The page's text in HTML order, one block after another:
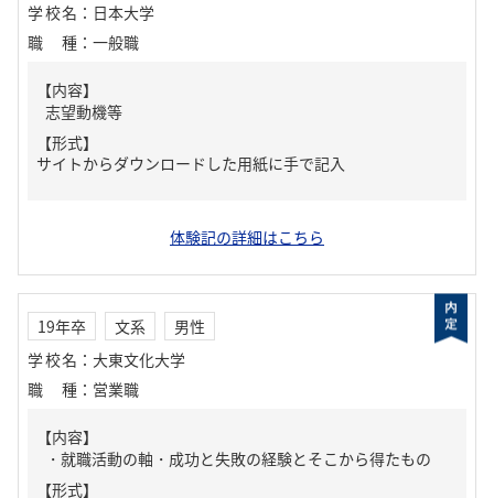
学校名 ： 日本大学
職種 ： 一般職
【内容】
志望動機等
【形式】
サイトからダウンロードした用紙に手で記入
体験記の詳細はこちら
19年卒 文系
男性
学校名 ： 大東文化大学
職種 ： 営業職
【内容】
・就職活動の軸・成功と失敗の経験とそこから得たもの
【形式】